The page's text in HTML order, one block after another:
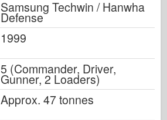
Samsung Techwin / Hanwha
Defense
1999
5 (Commander, Driver,
Gunner, 2 Loaders)
Approx. 47 tonnes